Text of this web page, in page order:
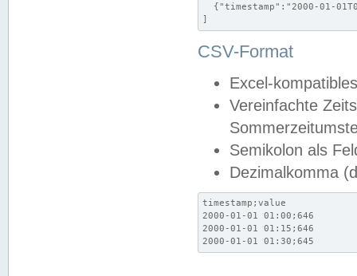
{"timestamp":"2000-01-
]
CSV-Format
Excel-
Vereinfachte
Semikolon als
Dezimalkomma
timestamp;value
2000-01-01 01:00;646
2000-01-01 01:15;646
2000-01-01 01:30;645